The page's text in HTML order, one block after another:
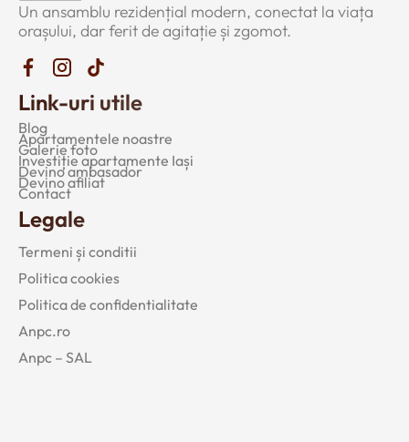
Un ansamblu rezidențial modern, conectat la viața
orașului, dar ferit de agitație și zgomot.
Link-uri utile
Blog
Apartamentele noastre
Galerie foto
Investiție apartamente Iași
Devino ambasador
Devino afiliat
Contact
Legale
Termeni și conditii
Politica cookies
Politica de confidentialitate
Anpc.ro
Anpc – SAL